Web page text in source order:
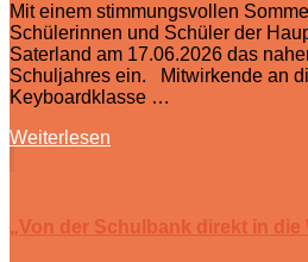
Mit einem stimmungsvollen
Schülerinnen und Schüler der
Saterland am 17.06.2026 das
Schuljahres ein. Mitwirkende an
Keyboardklasse …
Weiterlesen
„Von der Schulbank direkt in die